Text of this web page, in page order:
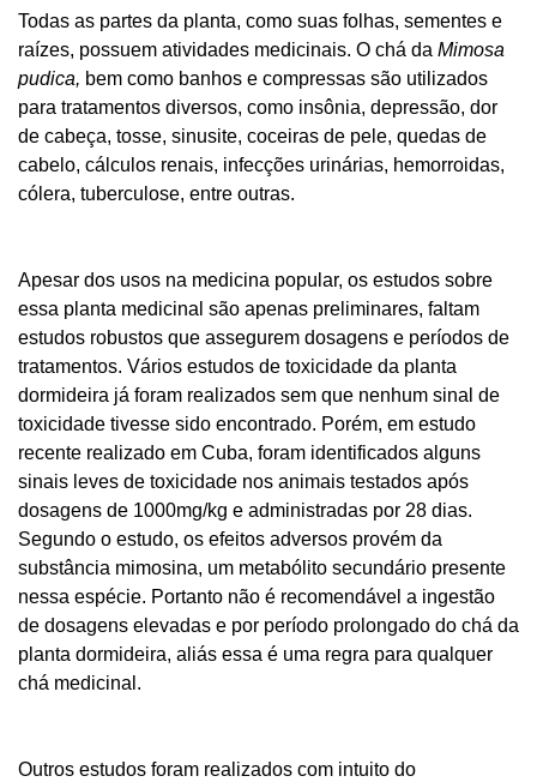
Todas as partes da planta, como suas folhas, sementes e
raízes, possuem atividades medicinais. O chá da Mimosa
pudica, bem como banhos e compressas são utilizados
para tratamentos diversos, como insônia, depressão, dor
de cabeça, tosse, sinusite, coceiras de pele, quedas de
cabelo, cálculos renais, infecções urinárias, hemorroidas,
cólera, tuberculose, entre outras.
Apesar dos usos na medicina popular, os estudos sobre
essa planta medicinal são apenas preliminares, faltam
estudos robustos que assegurem dosagens e períodos de
tratamentos. Vários estudos de toxicidade da planta
dormideira já foram realizados sem que nenhum sinal de
toxicidade tivesse sido encontrado. Porém, em estudo
recente realizado em Cuba, foram identificados alguns
sinais leves de toxicidade nos animais testados após
dosagens de 1000mg/kg e administradas por 28 dias.
Segundo o estudo, os efeitos adversos provém da
substância mimosina, um metabólito secundário presente
nessa espécie. Portanto não é recomendável a ingestão
de dosagens elevadas e por período prolongado do chá da
planta dormideira, aliás essa é uma regra para qualquer
chá medicinal.
Outros estudos foram realizados com intuito do